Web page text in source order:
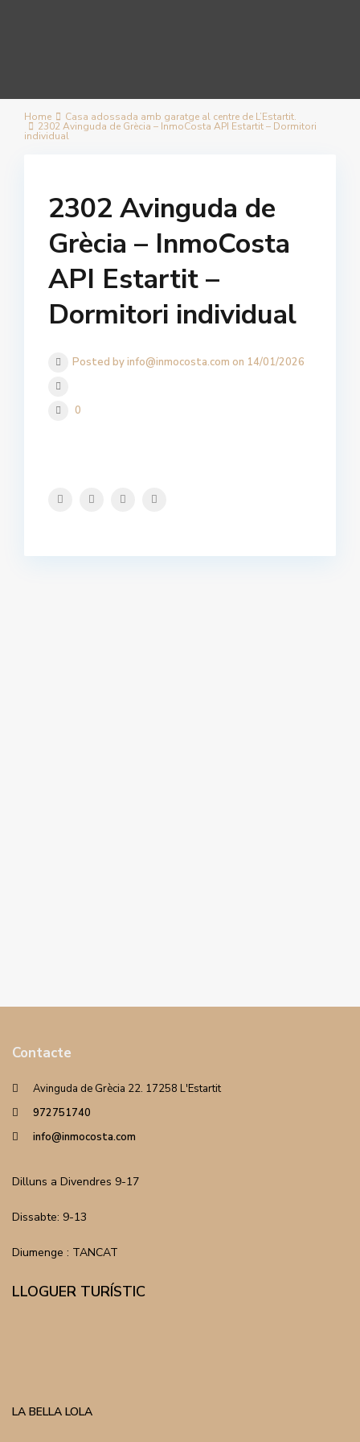
Home Casa adossada amb garatge al centre de L’Estartit.
2302 Avinguda de Grècia – InmoCosta API Estartit – Dormitori
individual
2302 Avinguda de
Grècia – InmoCosta
API Estartit –
Dormitori individual
Posted by info@inmocosta.com on 14/01/2026
0
Contacte
Avinguda de Grècia 22. 17258 L'Estartit
972751740
info@inmocosta.com
Dilluns a Divendres 9-17
Dissabte: 9-13
Diumenge : TANCAT
LLOGUER TURÍSTIC
LA BELLA LOLA